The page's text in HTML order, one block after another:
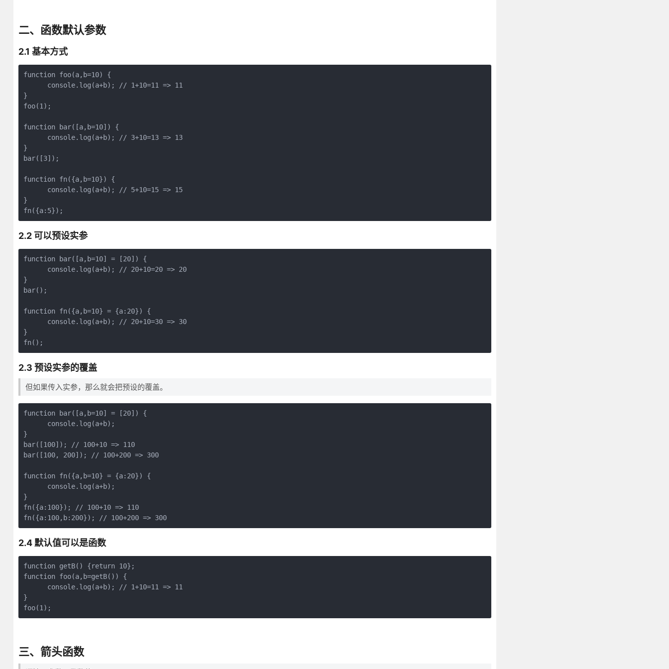
二、函数默认参数
2.1 基本方式
function foo(a,b=10) {
      console.log(a+b); // 1+10=11 => 11
}
foo(1);
function bar([a,b=10]) {
      console.log(a+b); // 3+10=13 => 13
}
bar([3]);
function fn({a,b=10}) {
      console.log(a+b); // 5+10=15 => 15
}
2.2 可以预设实参
function bar([a,b=10] = [20]) {
      console.log(a+b); // 20+10=20 => 20
}
bar();
function fn({a,b=10} = {a:20}) {
      console.log(a+b); // 20+10=30 => 30
}
2.3 预设实参的覆盖
但如果传入实参，那么就会把预设的覆盖。
function bar([a,b=10] = [20]) {
      console.log(a+b);
}
bar([100]); // 100+10 => 110
bar([100, 200]); // 100+200 => 300
function fn({a,b=10} = {a:20}) {
      console.log(a+b);
}
fn({a:100}); // 100+10 => 110
fn({a:100,b:200}); // 100+200 => 300
2.4 默认值可以是函数
function getB() {return 10};
function foo(a,b=getB()) {
      console.log(a+b); // 1+10=11 => 11
}
三、箭头函数